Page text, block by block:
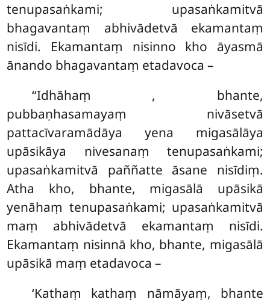
tenupasaṅkami; upasaṅkamitvā
bhagavantaṃ abhivādetvā ekamantaṃ
nisīdi. Ekamantaṃ nisinno kho āyasmā
ānando bhagavantaṃ etadavoca –
‘‘Idhāhaṃ , bhante,
pubbaṇhasamayaṃ nivāsetvā
pattacīvaramādāya yena migasālāya
upāsikāya nivesanaṃ tenupasaṅkami;
upasaṅkamitvā paññatte āsane nisīdiṃ.
Atha kho, bhante, migasālā upāsikā
yenāhaṃ tenupasaṅkami; upasaṅkamitvā
maṃ abhivādetvā ekamantaṃ nisīdi.
Ekamantaṃ nisinnā kho, bhante, migasālā
upāsikā maṃ etadavoca–
‘Kathaṃ kathaṃ nāmāyaṃ, bhante